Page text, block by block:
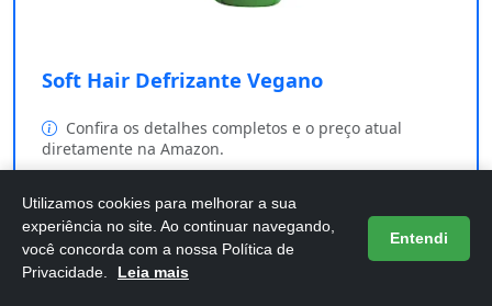
Soft Hair Defrizante Vegano
Confira os detalhes completos e o preço atual
diretamente na Amazon.
Comprar na Amazon
Utilizamos cookies para melhorar a sua
experiência no site. Ao continuar navegando,
você concorda com a nossa Política de
Privacidade.
Leia mais
Entendi